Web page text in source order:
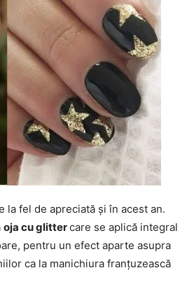
fel de apreciată și în acest an.
oja cu glittercare se aplică integral
pentru un efect aparte asupra
ca la manichiura franțuzească